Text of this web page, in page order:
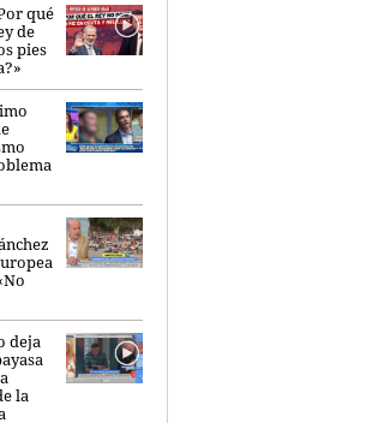
qué
de
pies
deja
la